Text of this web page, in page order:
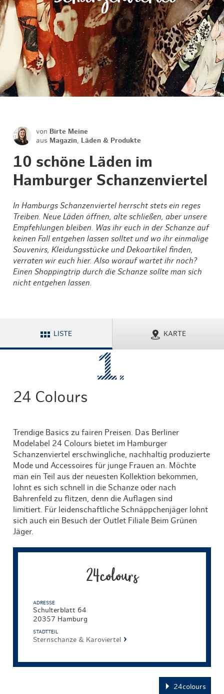
von Birte Meine
aus Magazin Läden & Produkte
10 schöne Läden im
Hamburger Schanzenviertel
In Hamburgs Schanzenviertel herrscht stets ein reges
Treiben. Neue Läden öffnen, alte schließen, aber unsere
Empfehlungen bleiben. Was ihr euch in der Schanze auf
keinen Fall entgehen lassen solltet und wo ihr einmalige
Souvenirs, Kleidungsstücke und Dekoartikel finden,
verraten wir euch hier. Also worauf wartet ihr noch?
Einen Shoppingtrip durch die Schanze sollte man sich
nicht entgehen lassen.
LISTE KARTE
24 Colours
Trendige Basics zu fairen Preisen. Das Berliner
Modelabel 24 Colours bietet im Hamburger
Schanzenviertel erschwingliche, nachhaltig produzierte
Mode und Accessoires für junge Frauen an. Möchte
man ein Teil aus der neuesten Kollektion bekommen,
lohnt es sich schnell in die Schanze oder nach
Bahrenfeld zu flitzen, denn die Auflagen sind
limitiert. Für leidenschaftliche Schnäppchenjäger lohnt
sich auch ein Besuch der Outlet Filiale Beim Grünen
Jäger.
24colours
ADRESSE
Schulterblatt 64
20357 Hamburg
STADTTEIL
Sternschanze & Karoviertel
24colours